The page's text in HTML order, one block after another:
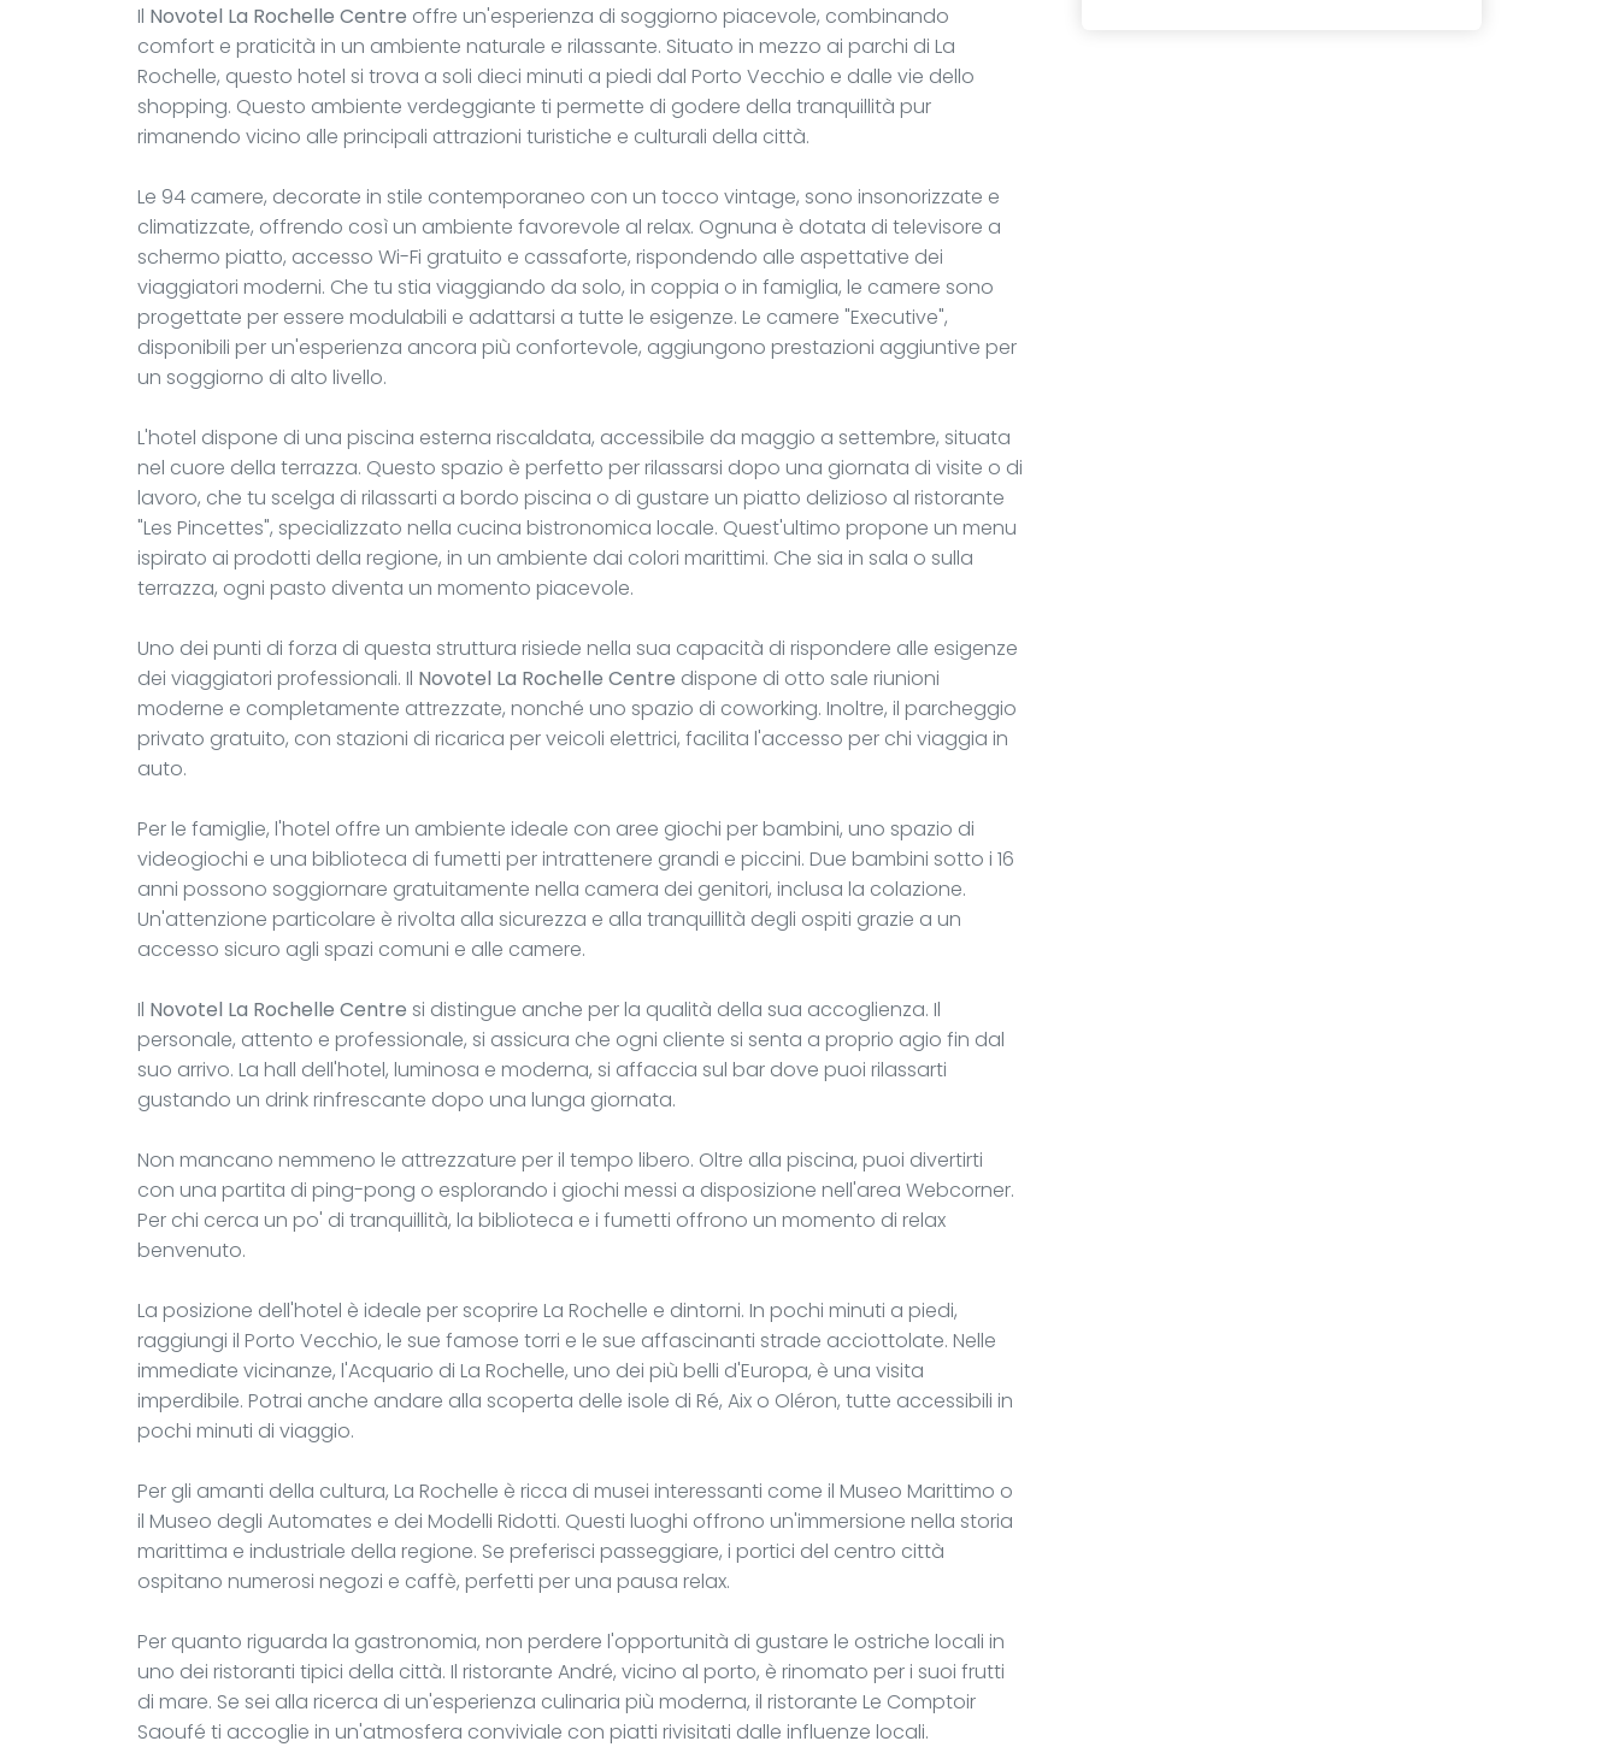
Il Novotel La Rochelle Centre offre un'esperienza di soggiorno piacevole, combinando
comfort e praticità in un ambiente naturale e rilassante. Situato in mezzo ai parchi di La
Rochelle, questo hotel si trova a soli dieci minuti a piedi dal Porto Vecchio e dalle vie dello
shopping. Questo ambiente verdeggiante ti permette di godere della tranquillità pur
rimanendo vicino alle principali attrazioni turistiche e culturali della città.
Le 94 camere, decorate in stile contemporaneo con un tocco vintage, sono insonorizzate e
climatizzate, offrendo così un ambiente favorevole al relax. Ognuna è dotata di televisore a
schermo piatto, accesso Wi-Fi gratuito e cassaforte, rispondendo alle aspettative dei
viaggiatori moderni. Che tu stia viaggiando da solo, in coppia o in famiglia, le camere sono
progettate per essere modulabili e adattarsi a tutte le esigenze. Le camere "Executive",
disponibili per un'esperienza ancora più confortevole, aggiungono prestazioni aggiuntive per
un soggiorno di alto livello.
L'hotel dispone di una piscina esterna riscaldata, accessibile da maggio a settembre, situata
nel cuore della terrazza. Questo spazio è perfetto per rilassarsi dopo una giornata di visite o di
lavoro, che tu scelga di rilassarti a bordo piscina o di gustare un piatto delizioso al ristorante
"Les Pincettes", specializzato nella cucina bistronomica locale. Quest'ultimo propone un menu
ispirato ai prodotti della regione, in un ambiente dai colori marittimi. Che sia in sala o sulla
terrazza, ogni pasto diventa un momento piacevole.
Uno dei punti di forza di questa struttura risiede nella sua capacità di rispondere alle esigenze
dei viaggiatori professionali. Il Novotel La Rochelle Centre dispone di otto sale riunioni
moderne e completamente attrezzate, nonché uno spazio di coworking. Inoltre, il parcheggio
privato gratuito, con stazioni di ricarica per veicoli elettrici, facilita l'accesso per chi viaggia in
auto.
Per le famiglie, l'hotel offre un ambiente ideale con aree giochi per bambini, uno spazio di
videogiochi e una biblioteca di fumetti per intrattenere grandi e piccini. Due bambini sotto i 16
anni possono soggiornare gratuitamente nella camera dei genitori, inclusa la colazione.
Un'attenzione particolare è rivolta alla sicurezza e alla tranquillità degli ospiti grazie a un
accesso sicuro agli spazi comuni e alle camere.
Il Novotel La Rochelle Centre si distingue anche per la qualità della sua accoglienza. Il
personale, attento e professionale, si assicura che ogni cliente si senta a proprio agio fin dal
suo arrivo. La hall dell'hotel, luminosa e moderna, si affaccia sul bar dove puoi rilassarti
gustando un drink rinfrescante dopo una lunga giornata.
Non mancano nemmeno le attrezzature per il tempo libero. Oltre alla piscina, puoi divertirti
con una partita di ping-pong o esplorando i giochi messi a disposizione nell'area Webcorner.
Per chi cerca un po' di tranquillità, la biblioteca e i fumetti offrono un momento di relax
benvenuto.
La posizione dell'hotel è ideale per scoprire La Rochelle e dintorni. In pochi minuti a piedi,
raggiungi il Porto Vecchio, le sue famose torri e le sue affascinanti strade acciottolate. Nelle
immediate vicinanze, l'Acquario di La Rochelle, uno dei più belli d'Europa, è una visita
imperdibile. Potrai anche andare alla scoperta delle isole di Ré, Aix o Oléron, tutte accessibili in
pochi minuti di viaggio.
Per gli amanti della cultura, La Rochelle è ricca di musei interessanti come il Museo Marittimo o
il Museo degli Automates e dei Modelli Ridotti. Questi luoghi offrono un'immersione nella storia
marittima e industriale della regione. Se preferisci passeggiare, i portici del centro città
ospitano numerosi negozi e caffè, perfetti per una pausa relax.
Per quanto riguarda la gastronomia, non perdere l'opportunità di gustare le ostriche locali in
uno dei ristoranti tipici della città. Il ristorante André, vicino al porto, è rinomato per i suoi frutti
di mare. Se sei alla ricerca di un'esperienza culinaria più moderna, il ristorante Le Comptoir
Saoufé ti accoglie in un'atmosfera conviviale con piatti rivisitati dalle influenze locali.